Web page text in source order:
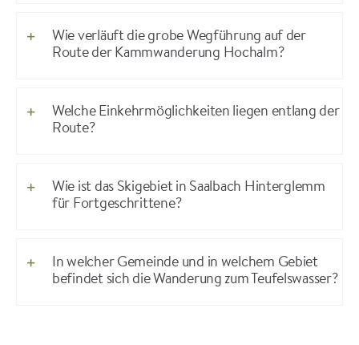
Wie verläuft die grobe Wegführung auf der
Route der Kammwanderung Hochalm?
Welche Einkehrmöglichkeiten liegen entlang der
Route?
Wie ist das Skigebiet in Saalbach Hinterglemm
für Fortgeschrittene?
In welcher Gemeinde und in welchem Gebiet
befindet sich die Wanderung zum Teufelswasser?